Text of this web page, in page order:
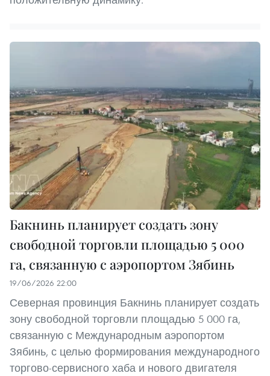
Бакнинь планирует создать зону
свободной торговли площадью 5 000
га, связанную с аэропортом Зябинь
19/06/2026 22:00
Северная провинция Бакнинь планирует создать
зону свободной торговли площадью 5 000 га,
связанную с Международным аэропортом
Зябинь, с целью формирования международного
торгово-сервисного хаба и нового двигателя